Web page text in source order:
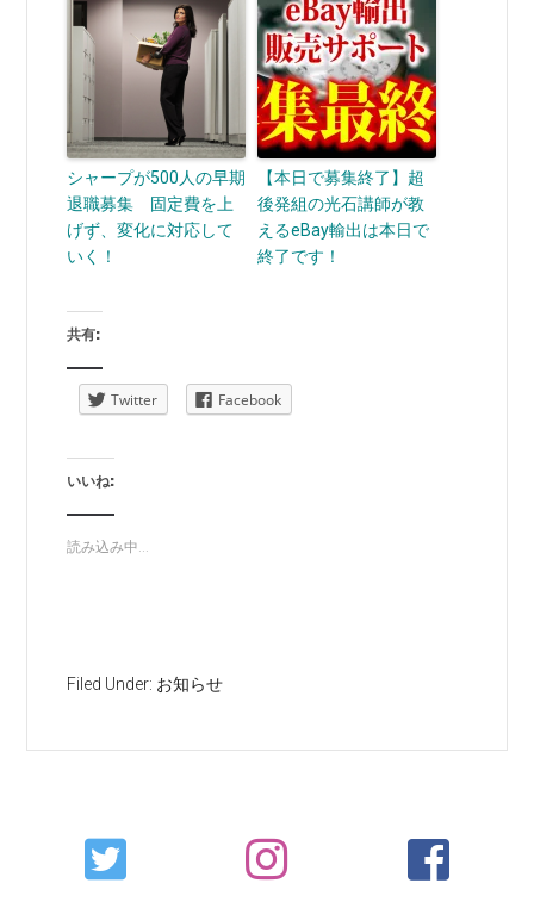
シャープが500人の早期
退職募集 固定費を上
げず、変化に対応して
いく！
【本日で募集終了】超
後発組の光石講師が教
えるeBay輸出は本日で
終了です！
共有:
Twitter Facebook
いいね:
読み込み中...
Filed Under: お知らせ
Primary
Sidebar